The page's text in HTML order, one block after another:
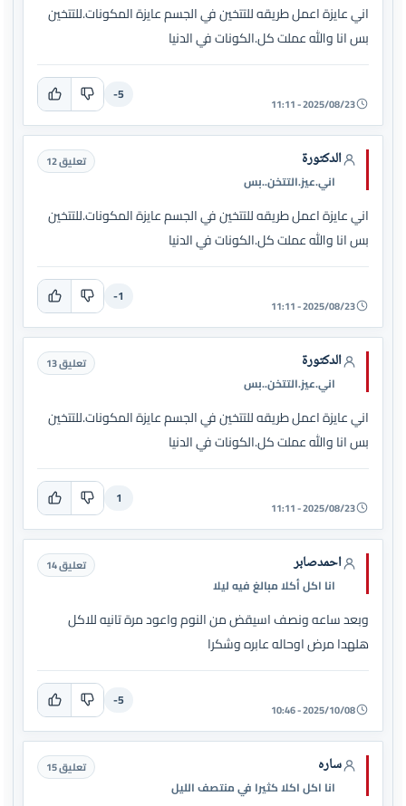
اني عايزة اعمل طريقه للتتخين في الجسم عايزة المكونات.للتتخين
بس انا والله عملت كل.الكونات في الدنيا
2025/08/23 - 11:11
-5
الدكتورة
اني.عيز.التتخن..بس
تعليق 12
اني عايزة اعمل طريقه للتتخين في الجسم عايزة المكونات.للتتخين
بس انا والله عملت كل.الكونات في الدنيا
2025/08/23 - 11:11
-1
الدكتورة
اني.عيز.التتخن..بس
تعليق 13
اني عايزة اعمل طريقه للتتخين في الجسم عايزة المكونات.للتتخين
بس انا والله عملت كل.الكونات في الدنيا
2025/08/23 - 11:11
1
احمدصابر
انا اكل أكلا مبالغ فيه ليلا
تعليق 14
وبعد ساعه ونصف اسيقض من النوم واعود مرة تانيه للاكل
هلهدا مرض اوحاله عابره وشكرا
2025/10/08 - 10:46
-5
ساره
انا اكل اكلا كثيرا في منتصف الليل
تعليق 15